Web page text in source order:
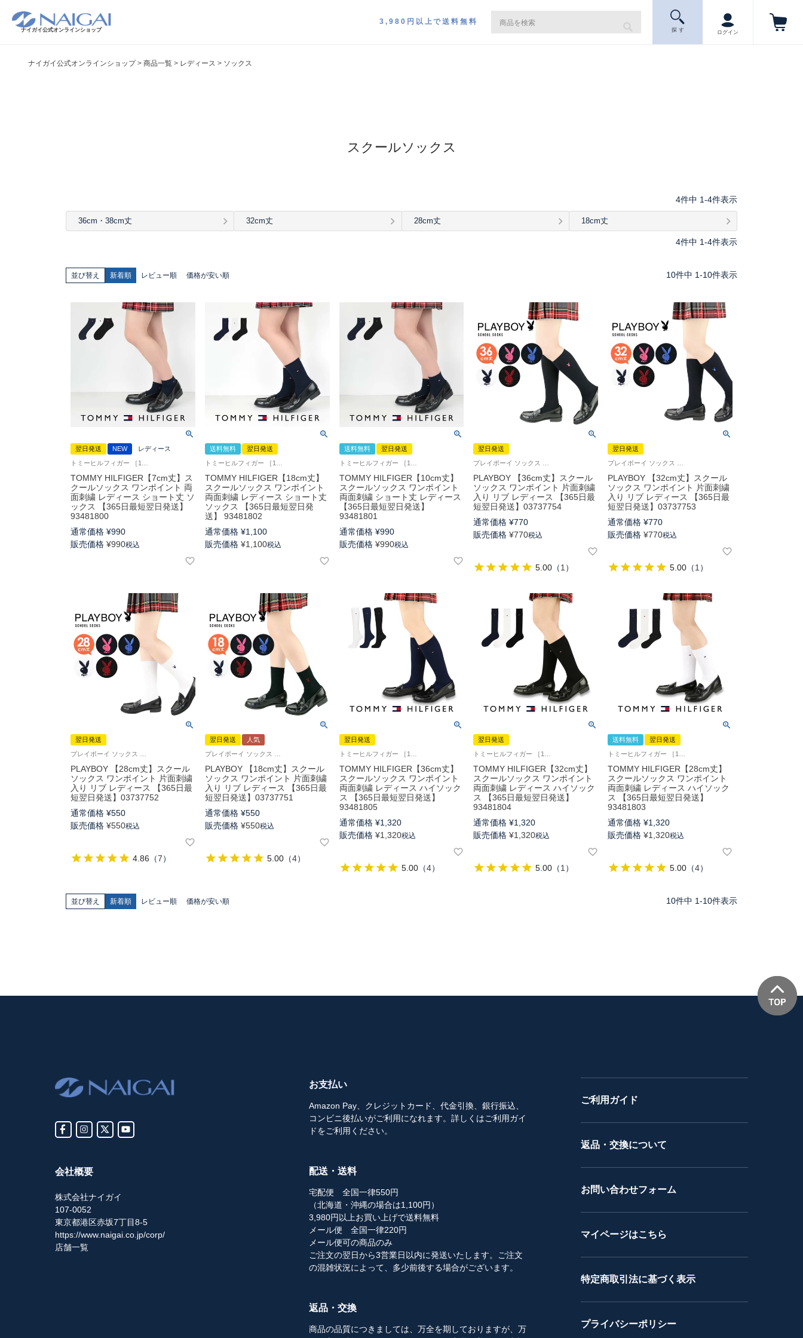
ナイガイ公式オンラインショップ
3,980円以上で送料無料
探 す ログイン
ナイガイ公式オンラインショップ 商品一覧 レディース ソックス
スクールソックス
4件中 1-4件表示
36cm・38cm丈 32cm丈 28cm丈 18cm丈
4件中 1-4件表示
並び替え 新着順 レビュー順 価格が安い順 10件中 1-10件表示
翌日発送 NEW
レディース
TOMMY HILFIGER【7cm丈】ス
クールソックス ワンポイント 両
面刺繍 レディース ショート丈 ソ
ックス 【365日最短翌日発送】
93481800
通常価格 ¥990
販売価格 ¥990税込
送料無料
翌日発送
TOMMY HILFIGER【18cm丈】
スクールソックス ワンポイント
両面刺繍 レディース ショート丈
ソックス 【365日最短翌日発
送】 93481802
通常価格 ¥1,100
販売価格 ¥1,100税込
送料無料
翌日発送
TOMMY HILFIGER【10cm丈】
スクールソックス ワンポイント
両面刺繍 ショート丈 レディース
【365日最短翌日発送】
93481801
通常価格 ¥990
販売価格 ¥990税込
翌日発送
PLAYBOY 【36cm丈】スクール
ソックス ワンポイント 片面刺繍
入り リブ レディース 【365日最
短翌日発送】03737754
通常価格 ¥770
販売価格 ¥770税込
5.00 （1 ）
翌日発送
PLAYBOY 【32cm丈】スクール
ソックス ワンポイント 片面刺繍
入り リブ レディース 【365日最
短翌日発送】03737753
通常価格 ¥770
販売価格 ¥770税込
5.00 （1 ）
翌日発送
PLAYBOY 【28cm丈】スクール
ソックス ワンポイント 片面刺繍
入り リブ レディース 【365日最
短翌日発送】03737752
通常価格 ¥550
販売価格 ¥550税込
4.86 （7）
翌日発送
人気
PLAYBOY 【18cm丈】スクール
ソックス ワンポイント 片面刺繍
入り リブ レディース 【365日最
短翌日発送】03737751
通常価格 ¥550
販売価格 ¥550税込
5.00（4）
翌日発送
TOMMY HILFIGER【36cm丈】
スクールソックス ワンポイント
両面刺繍 レディース ハイソック
ス 【365日最短翌日発送】
93481805
通常価格 ¥1,320
販売価格 ¥1,320税込
5.00（4）
翌日発送
TOMMY HILFIGER【32cm丈】
スクールソックス ワンポイント
両面刺繍 レディース ハイソック
ス 【365日最短翌日発送】
93481804
通常価格 ¥1,320
販売価格 ¥1,320税込
5.00 （1 ）
送料無料
翌日発送
TOMMY HILFIGER【28cm丈】
スクールソックス ワンポイント
両面刺繍 レディース ハイソック
ス 【365日最短翌日発送】
93481803
通常価格 ¥1,320
販売価格 ¥1,320税込
5.00 （4）
並び替え 新着順 レビュー順 価格が安い順 10件中 1-10件表示
会社概要
株式会社ナイガイ
107-0052
東京都港区赤坂7丁目8-5
https://www.naigai.co.jp/corp/
店舗一覧
お支払い
Amazon Pay、クレジットカード、代金引換、銀行振込、
コンビニ後払いがご利用になれます。詳しくはご利用ガイ
ドをご利用ください。
配送・送料
宅配便 全国一律550円
（北海道・沖縄の場合は1,100円）
3,980円以上お買い上げで送料無料
メール便 全国一律220円
メール便可の商品のみ
ご注文の翌日から3営業日以内に発送いたします。ご注文
の混雑状況によって、多少前後する場合がございます。
返品・交換
商品の品質につきましては、万全を期しておりますが、万
ご利用ガイド
返品・交換について
お問い合わせフォーム
マイページはこちら
特定商取引法に基づく表示
プライバシーポリシー